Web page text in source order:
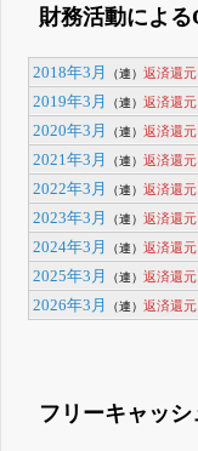
財務活動による
2018年3月 （連）返済還元
2019年3月
（連）返済還元
2020年3月
（連）返済還元
2021年3月
（連）返済還元
2022年3月
（連）返済還元
2023年3月
（連）返済還元
2024年3月
（連）返済還元
2025年3月
（連）返済還元
2026年3月
（連）返済還元
フリーキャッ